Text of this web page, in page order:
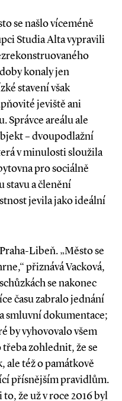
se našlo víceméně
Studia Alta vypravili
konaly jen
stavení však
jeviště ani
Správce areálu ale
– dvoupodlažní
v minulosti sloužila
pro sociálně
stavu a členění
jevila jako ideální
Libeň. „Město se
přiznává Vacková,
se nakonec
času zabralo jednání
smluvní dokumentace;
by vyhovovalo všem
zohlednit, že se
ale též o památkově
přísnějším pravidlům.
že už v roce 2016 byl